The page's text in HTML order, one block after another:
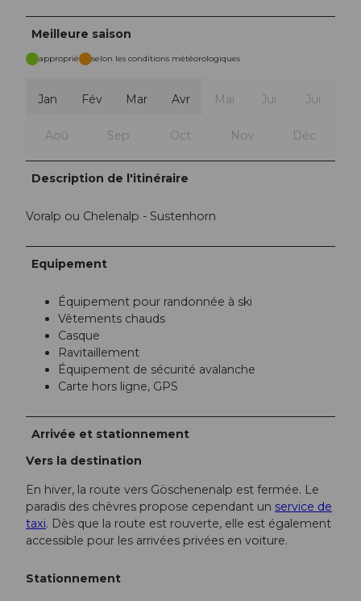
Meilleure saison
approprié selon les conditions météorologiques
Jan Fév Mar Avr Mai Jui Jui
Aoû Sep Oct Nov Déc
Description de l'itinéraire
Voralp ou Chelenalp - Sustenhorn
Equipement
Équipement pour randonnée à ski
Vêtements chauds
Casque
Ravitaillement
Équipement de sécurité avalanche
Carte hors ligne, GPS
Arrivée et stationnement
Vers la destination
En hiver, la route vers Göschenenalp est fermée. Le
paradis des chèvres propose cependant un service de
taxi. Dès que la route est rouverte, elle est également
accessible pour les arrivées privées en voiture.
Stationnement